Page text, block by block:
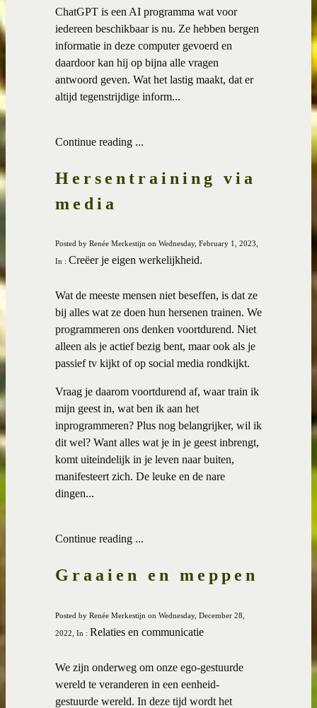
ChatGPT is een AI programma wat voor
iedereen beschikbaar is nu. Ze hebben bergen
informatie in deze computer gevoerd en
daardoor kan hij op bijna alle vragen
antwoord geven. Wat het lastig maakt, dat er
altijd tegenstrijdige inform...
Continue reading ...
Hersentraining via
media
Posted by Renée Merkestijn on Wednesday, February 1, 2023,
In : Creëer je eigen werkelijkheid.
Wat de meeste mensen niet beseffen, is dat ze
bij alles wat ze doen hun hersenen trainen. We
programmeren ons denken voortdurend. Niet
alleen als je actief bezig bent, maar ook als je
passief tv kijkt of op social media rondkijkt.
Vraag je daarom voortdurend af, waar train ik
mijn geest in, wat ben ik aan het
inprogrammeren? Plus nog belangrijker, wil ik
dit wel? Want alles wat je in je geest inbrengt,
komt uiteindelijk in je leven naar buiten,
manifesteert zich. De leuke en de nare
dingen...
Continue reading ...
Graaien en meppen
Posted by Renée Merkestijn on Wednesday, December 28,
2022, In : Relaties en communicatie
We zijn onderweg om onze ego-gestuurde
wereld te veranderen in een eenheid-
gestuurde wereld. In deze tijd wordt het